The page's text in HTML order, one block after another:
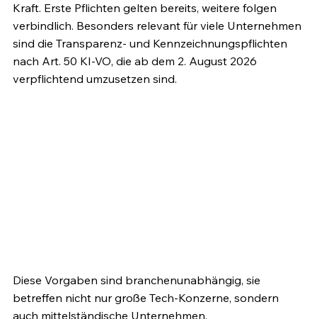
Kraft. Erste Pflichten gelten bereits, weitere folgen
verbindlich. Besonders relevant für viele Unternehmen
sind die Transparenz- und Kennzeichnungspflichten
nach Art. 50 KI-VO, die ab dem 2. August 2026
verpflichtend umzusetzen sind.
Diese Vorgaben sind branchenunabhängig, sie
betreffen nicht nur große Tech-Konzerne, sondern
auch mittelständische Unternehmen.